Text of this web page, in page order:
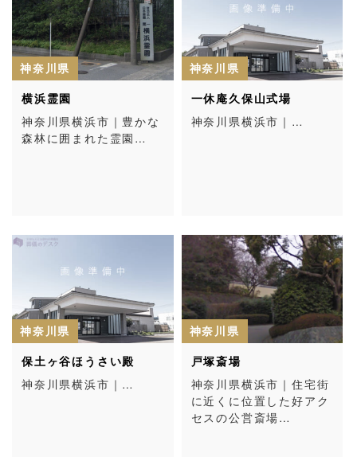
神奈川県
横浜霊園
神奈川県横浜市｜豊かな
森林に囲まれた霊園…
神奈川県
一休庵久保山式場
神奈川県横浜市｜…
神奈川県
保土ヶ谷ほうさい殿
神奈川県横浜市｜…
神奈川県
戸塚斎場
神奈川県横浜市｜住宅街
に近くに位置した好アク
セスの公営斎場…